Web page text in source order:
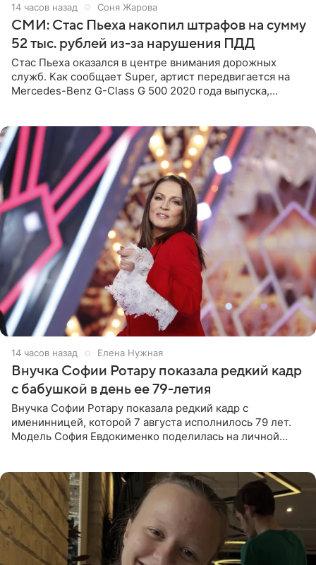
14 часов назад Соня Жарова
СМИ: Стас Пьеха накопил штрафов на сумму
52 тыс. рублей из-за нарушения ПДД
Стас Пьеха оказался в центре внимания дорожных
служб. Как сообщает Super, артист передвигается на
Mercedes-Benz G-Class G 500 2020 года выпуска,
14 часов назад Елена Нужная
Внучка Софии Ротару показала редкий кадр
с бабушкой в день ее 79-летия
Внучка Софии Ротару показала редкий кадр с
именинницей, которой 7 августа исполнилось 79 лет.
Модель София Евдокименко поделилась на личной